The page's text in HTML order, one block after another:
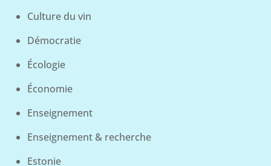
Culture du vin
Démocratie
Écologie
Économie
Enseignement
Enseignement & recherche
Estonie